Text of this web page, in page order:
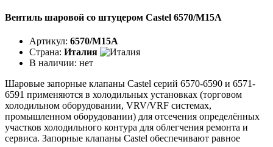
Вентиль шаровой со штуцером Castel 6570/M15A
Артикул: 6570/M15A
Страна: Италия
В наличии: нет
Шаровые запорные клапаны Castel серий 6570-6590 и 6571-
6591 применяются в холодильных установках (торговом
холодильном оборудовании, VRV/VRF системах,
промышленном оборудовании) для отсечения определённых
участков холодильного контура для облегчения ремонта и
сервиса. Запорные клапаны Castel обеспечивают равное